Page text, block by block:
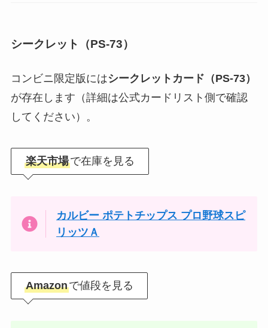
シークレット（PS-73）
コンビニ限定版にはシークレットカード（PS-73）
が存在します（詳細は公式カードリスト側で確認
してください）。
楽天市場で在庫を見る
カルビー ポテトチップス プロ野球スピ
リッツＡ
Amazonで値段を見る